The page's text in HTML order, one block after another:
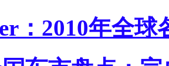
：2010年全